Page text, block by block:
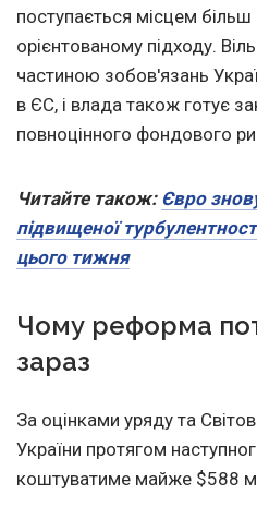
поступається місцем
орієнтованому підходу.
частиною зобов'язань
в ЄС, і влада також готує
повноцінного фондового
Читайте також: Євро
підвищеної
цього тижня
Чому реформа
зараз
За оцінками уряду та
України протягом
коштуватиме майже $588